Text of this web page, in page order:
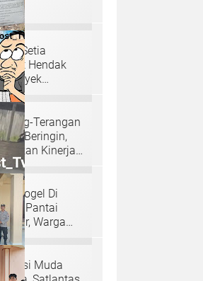
Setia
Hendak
Proyek
Irigasi Diduga
Terangan
Beringin,
Kinerja
Togel Di
dan Pantai
Warga
Serge
Togel
Muda